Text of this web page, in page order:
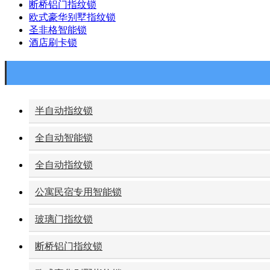
断桥铝门指纹锁
欧式豪华别墅指纹锁
圣非格智能锁
酒店刷卡锁
半自动指纹锁
全自动智能锁
全自动指纹锁
公寓民宿专用智能锁
玻璃门指纹锁
断桥铝门指纹锁